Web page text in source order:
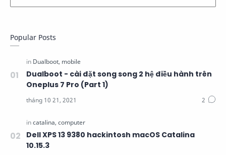
Popular Posts
Dualboot - cài đặt song song 2 hệ điều hành trên
Oneplus 7 Pro (Part 1)
Dell XPS 13 9380 hackintosh macOS Catalina
10.15.3